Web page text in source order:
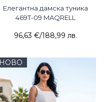
Елегантна дамска туника
469T-09 MAQRELL
96,63 €/188,99 лв.
НОВО